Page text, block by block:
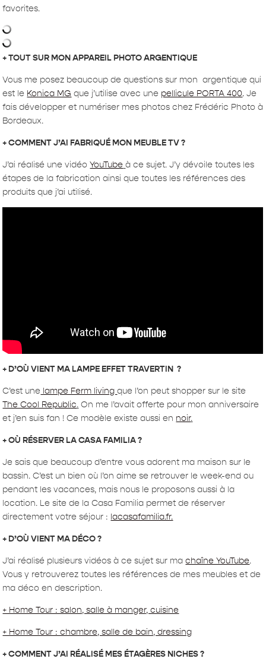
favorites.
+ TOUT SUR MON APPAREIL PHOTO ARGENTIQUE
Vous me posez beaucoup de questions sur mon argentique qui
est le Konica MG que j’utilise avec une pellicule PORTA 400. Je
fais développer et numériser mes photos chez Frédéric Photo à
Bordeaux.
+ COMMENT J’AI FABRIQUÉ MON MEUBLE TV ?
J’ai réalisé une vidéoYouTube à ce sujet. J’y dévoile toutes les
étapes de la fabrication ainsi que toutes les références des
produits que j’ai utilisé.
+ D’OÙ VIENT MA LAMPE EFFET TRAVERTIN ?
C’est une lampe Ferm livingque l’on peut shopper sur le site
The Cool Republic. On me l’avait offerte pour mon anniversaire
et j’en suis fan ! Ce modèle existe aussi en noir.
+ OÙ RÉSERVER LA CASA FAMILIA ?
Je sais que beaucoup d’entre vous adorent ma maison sur le
bassin. C’est un bien où l’on aime se retrouver le week-end ou
pendant les vacances, mais nous le proposons aussi à la
location. Le site de la Casa Familia permet de réserver
directement votre séjour : lacasafamilia.fr.
+ D’OÙ VIENT MA DÉCO ?
J’ai réalisé plusieurs vidéos à ce sujet sur machaîne YouTube.
Vous y retrouverez toutes les références de mes meubles et de
ma déco en description.
+ Home Tour : salon, salle à manger, cuisine
+ Home Tour : chambre, salle de bain, dressing
+ COMMENT J’AI RÉALISÉ MES ÉTAGÈRES NICHES ?